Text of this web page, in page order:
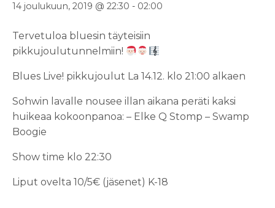
14 joulukuun, 2019 @ 22:30 - 02:00
Tervetuloa bluesin täyteisiin
pikkujoulutunnelmiin!
Blues Live! pikkujoulut La 14.12. klo 21:00 alkaen
Sohwin lavalle nousee illan aikana peräti kaksi
huikeaa kokoonpanoa: – Elke Q Stomp – Swamp
Boogie
Show time klo 22:30
Liput ovelta 10/5€ (jäsenet) K-18